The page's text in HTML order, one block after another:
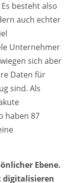
besteht also
auch echter
Unternehmer
sich aber
Daten für
sind. Als
haben 87
Ebene.
digitalisieren